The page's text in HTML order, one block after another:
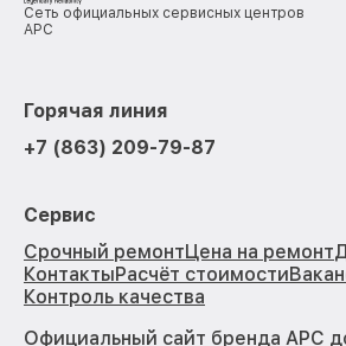
Сеть официальных сервисных центров
APC
Горячая линия
+7 (863) 209-79-87
Сервис
Срочный ремонтЦена на ремонт
КонтактыРасчёт стоимости
Контроль качества
Официальный сайт бренда APC